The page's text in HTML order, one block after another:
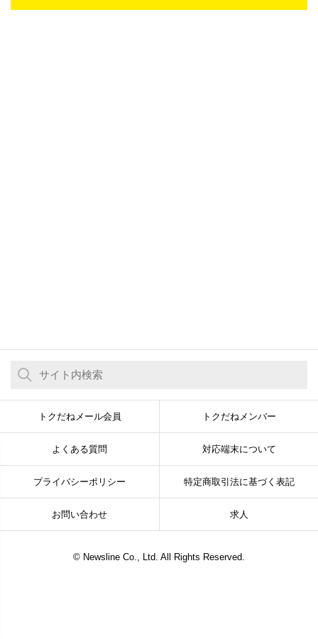
トクだねメール会員 トクだねメンバー
よくある質問 対応端末について
プライバシーポリシー 特定商取引法に基づく表記
お問い合わせ 求人
© Newsline Co., Ltd. All Rights Reserved.